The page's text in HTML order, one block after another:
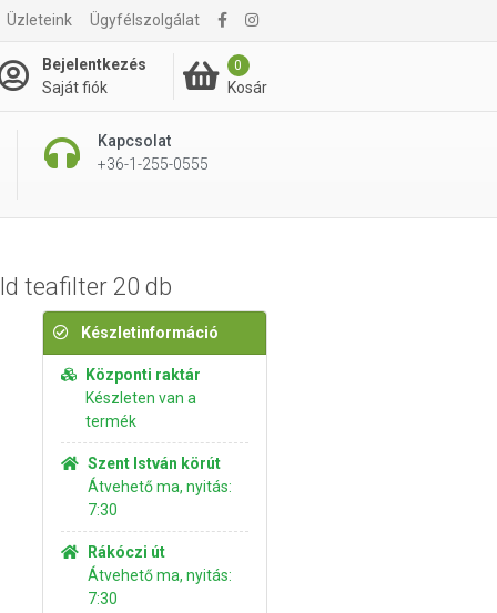
Üzleteink Ügyfélszolgálat
Bejelentkezés
Saját fiók
0
Kosár
Kapcsolat
+36-1-255-0555
1 220 Ft Kosárba rakom
teafilter 20 db
Készletinformáció
Központi raktár
Készleten van a
termék
Szent István körút
Átvehető ma, nyitás:
7:30
Rákóczi út
Átvehető ma, nyitás:
7:30